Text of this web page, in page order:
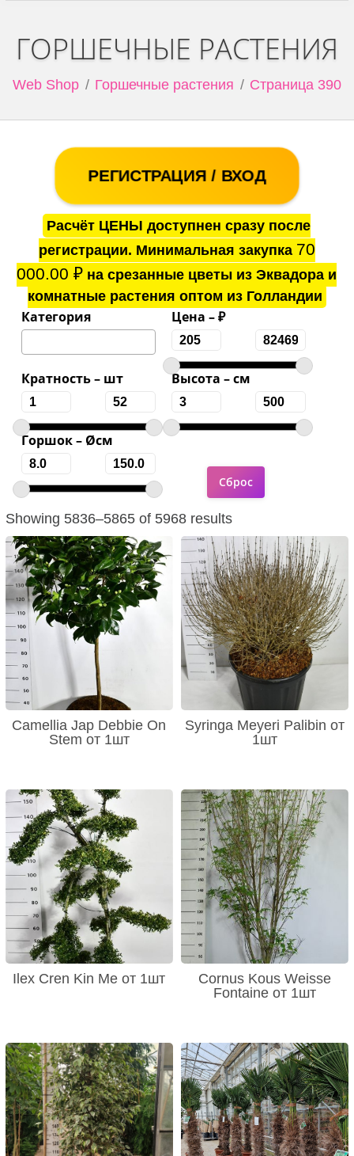
ГОРШЕЧНЫЕ РАСТЕНИЯ
Web Shop Горшечные растения Страница 390
РЕГИСТРАЦИЯ / ВХОД
Расчёт ЦЕНЫ доступнен сразу после
регистрации. Минимальная закупка 70
000.00₽ на срезанные цветы из Эквадора и
комнатные растения оптом из Голландии
Категория Цена – ₽
Кратность – шт Высота – см
Горшок – Øсм
Showing 5836–5865 of 5968 results
Camellia Jap Debbie On
Stem от 1шт
Syringa Meyeri Palibin от
1шт
Ilex Cren Kin Me от 1шт
Cornus Kous Weisse
Fontaine от 1шт